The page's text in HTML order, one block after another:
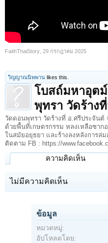
FaithThaiStory 29 กรกฎาคม 2025
วิญญาณนิพพาน likes this.
โบสถ์มหาอุต
พุทรา วัดร้าง
วัดดอนพุทรา วัดร้างที่ อ.ศรีประจันต์
ด้วยพื้นที่เกษตรกรรม หลงเหลือซาก
ในสมัยอยุธยา และร้างลงหลังการล่
ติดตาม FB : https://
ความคิดเห็น
ไม่มีความคิดเห็น
ข้อมูล
หมวดหมู่:
อัปโหลดโดย: